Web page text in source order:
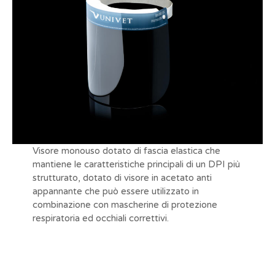
Visore monouso dotato di fascia elastica che
mantiene le caratteristiche principali di un DPI più
strutturato, dotato di visore in acetato anti
appannante che può essere utilizzato in
combinazione con mascherine di protezione
respiratoria ed occhiali correttivi.